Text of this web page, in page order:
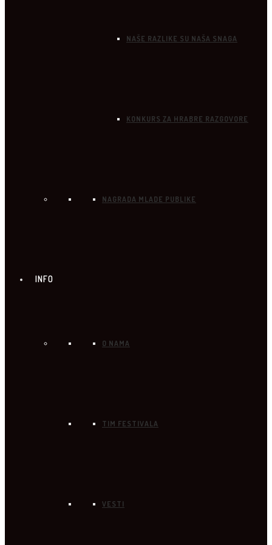
NAŠE RAZLIKE SU NAŠA SNAGA
KONKURS ZA HRABRE RAZGOVORE
NAGRADA MLADE PUBLIKE
INFO
O NAMA
TIM FESTIVALA
VESTI